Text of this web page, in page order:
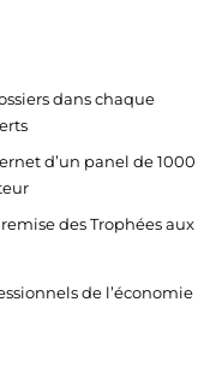
dans chaque
d’un panel de 1000
des Trophées aux
de l’économie